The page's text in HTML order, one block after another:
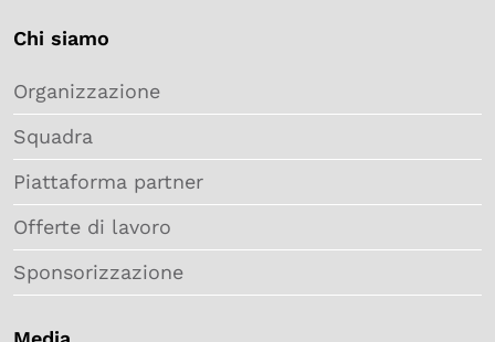
Chi siamo
Organizzazione
Squadra
Piattaforma partner
Offerte di lavoro
Sponsorizzazione